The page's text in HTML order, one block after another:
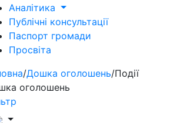
Аналітика
Публічні консультації
Паспорт громади
Просвіта
/Дошка оголошень/Події
оголошень